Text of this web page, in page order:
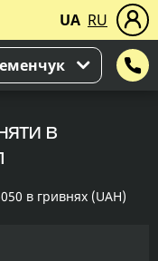
UA RU
в
в гривнях (UAH)